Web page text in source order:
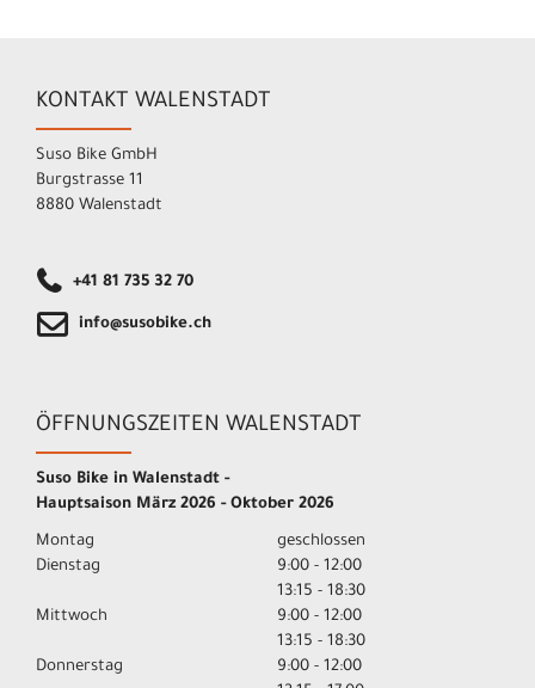
KONTAKT WALENSTADT
Suso Bike GmbH
Burgstrasse 11
8880 Walenstadt
+41 81 735 32 70
info@susobike.ch
ÖFFNUNGSZEITEN WALENSTADT
Suso Bike in Walenstadt -
Hauptsaison März 2026 - Oktober 2026
Montag
geschlossen
Dienstag
9:00 - 12:00
13:15 - 18:30
Mittwoch
9:00 - 12:00
13:15 - 18:30
Donnerstag
9:00 - 12:00